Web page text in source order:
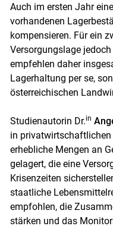
Auch im ersten Jahr
vorhandenen
kompensieren. Für ein
Versorgungslage
empfehlen daher
Lagerhaltung per se,
österreichischen
Studienautorin Dr.in
in
erhebliche Mengen an
gelagert, die eine
Krisenzeiten
staatliche
empfohlen, die
stärken und das